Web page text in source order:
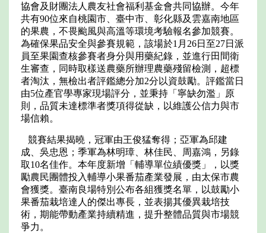
協會及財團法人農友社會福利基金會共同協辦。今年
共有90位來自桃園市、臺中市、彰化縣及雲嘉南地區
的果農，不畏颱風與高溫等環境考驗報名參加競賽。
為確保果品安全與參賽規範，該場於1月26日至27日派
員至果園查核參賽者身分與用藥紀錄，並進行田間衛
生審查，同時取樣送農藥所辦理農藥殘留檢測，超標
者淘汰，無檢出者評鑑總分加2分以資鼓勵。評鑑當日
由5位產官學專家現場評分，並秉持「寧缺勿濫」原
則，品質未達標準者獎項得從缺，以維護公信力與市
場信賴。
競賽結果揭曉，冠軍由王俊猛奪得；亞軍為邱建
成、吳忠恩；季軍為林明璋、林佳民、周嘉鴻，另錄
取10名佳作。本年度新增「輔導單位績優獎」，以獎
勵農民團體投入輔導小果番茄產業發展，由太保市農
會獲獎。臺南良場特別公布各組獲獎名單，以鼓勵小
果番茄栽培達人的傑出專長，並表揚其優異栽培技
術，期能帶動產業持續精進，提升整體品質與市場競
爭力。